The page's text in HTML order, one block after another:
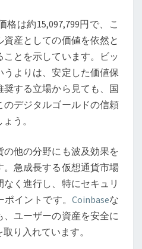
銀
行
の
ビ
ッ
ト
コ
ン
購
入
の
能
は約15,097,799円で、こ
産としての価値を依然と
ことを示しています。ビッ
うよりは、安定した価値保
する立場から見ても、国
デジタルゴールドの信頼
う。
他の分野にも波及効果を
。急成長する仮想通貨市場
く進行し、特にセキュリ
イントです。 Coinbaseな
、ユーザーの資産を安全に
り入れています。